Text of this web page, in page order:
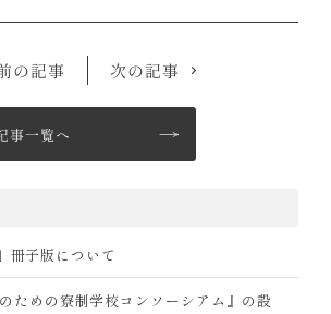
冊子版について
ための寮制学校コンソーシアム』の設
事一覧へ
の記事 次の記事